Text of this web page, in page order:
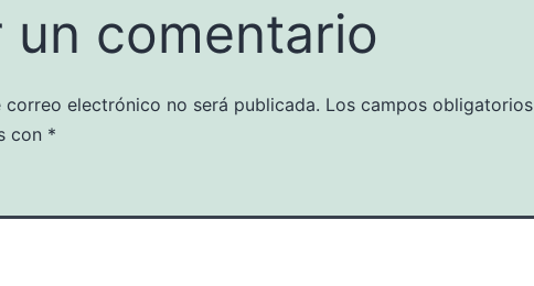
un comentario
correo electrónico no será publicada. Los campos obligatorios
con *